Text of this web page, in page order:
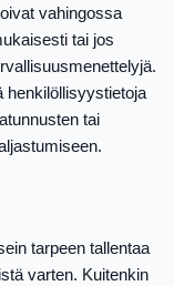
vahingossa
tai jos
henkilöllisyystietoja
tai
tarpeen tallentaa
varten. Kuitenkin